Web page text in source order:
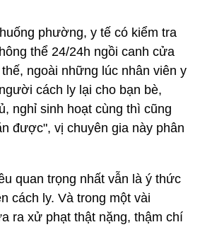
phường, y tế có kiểm tra
thể 24/24h ngồi canh cửa
ngoài những lúc nhân viên y
cách ly lại cho bạn bè,
nghỉ sinh hoạt cùng thì cũng
được", vị chuyên gia này phân
quan trọng nhất vẫn là ý thức
cách ly. Và trong một vài
ra xử phạt thật nặng, thậm chí